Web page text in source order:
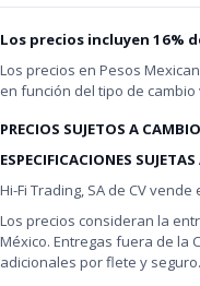
Los precios incluyen 16%
Los precios en Pesos
en función del tipo de
PRECIOS SUJETOS A
ESPECIFICACIONES
Hi-Fi Trading, SA de CV
Los precios consideran la
México. Entregas fuera de la
adicionales por flete y seguro.